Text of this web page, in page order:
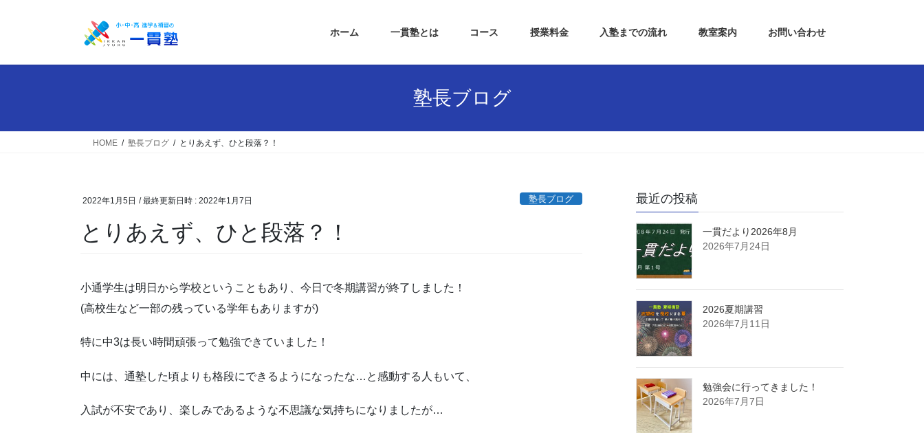
ホーム 一貫塾とは コース 授業料金 入塾までの流れ 教室案内 お問い合わせ
塾長ブログ
HOME 塾長ブログ とりあえず、ひと段落？！
2022年1月5日 / 最終更新日時 : 2022年1月7日 塾長ブログ
とりあえず、ひと段落？！
小通学生は明日から学校ということもあり、今日で冬期講習が終了しました！
(高校生など一部の残っている学年もありますが)
特に中3は長い時間頑張って勉強できていました！
中には、通塾した頃よりも格段にできるようになったな…と感動する人もいて、
入試が不安であり、楽しみであるような不思議な気持ちになりましたが…
最近の投稿
一貫だより2026年8月
2026年7月24日
2026夏期講習
2026年7月11日
勉強会に行ってきました！
2026年7月7日